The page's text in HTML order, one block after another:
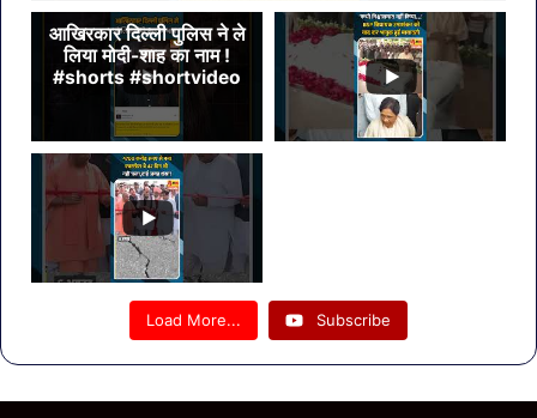
आखिरकार दिल्ली पुलिस ने ले
लिया मोदी-शाह का नाम !
#shorts #shortvideo
Load More... Subscribe